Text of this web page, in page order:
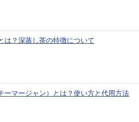
は？深蒸し茶の特徴について
ーマージャン）とは？使い方と代用方法